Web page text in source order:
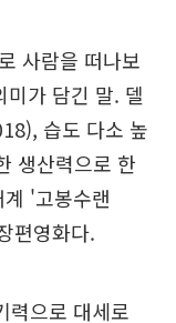
사람을 떠나보
가 담긴 말. 델
습도 다소 높
생산력으로 한
'고봉수랜
편영화다.
력으로 대세로